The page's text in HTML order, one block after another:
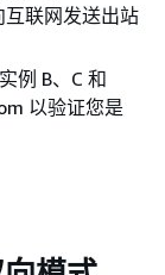
联网发送出站
例 B、C 和
以验证您是